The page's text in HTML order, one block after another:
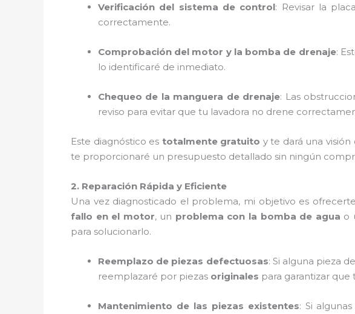
Verificación del sistema de control: Revisar la
correctamente.
Comprobación del motor y la bomba de drenaje:
lo identificaré de inmediato.
Chequeo de la manguera de drenaje: Las
reviso para evitar que tu lavadora no drene
Este diagnóstico es totalmente gratuito y te dará una
te proporcionaré un presupuesto detallado sin ningún
2. Reparación Rápida y Eficiente
Una vez diagnosticado el problema, mi objetivo es
fallo en el motor, un problema con la bomba de agua o
para solucionarlo.
Reemplazo de piezas defectuosas: Si alguna pieza
reemplazaré por piezas originales para garantizar que
Mantenimiento de las piezas existentes: Si